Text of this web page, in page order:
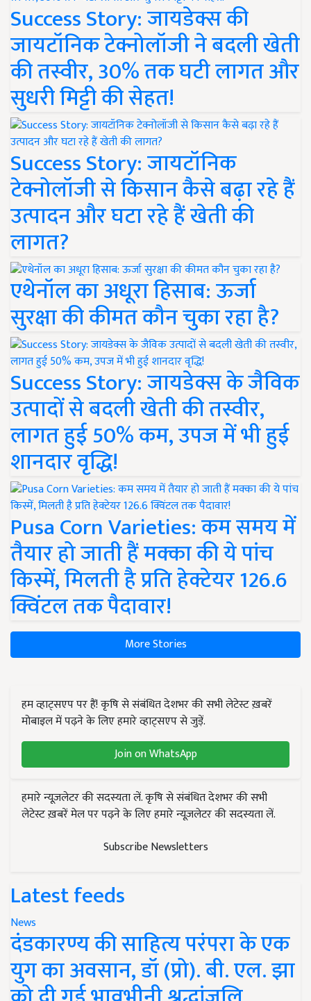
Success Story: जायडेक्स की
जायटॉनिक टेक्नोलॉजी ने बदली खेती
की तस्वीर, 30% तक घटी लागत और
सुधरी मिट्टी की सेहत!
Success Story: जायटॉनिक
टेक्नोलॉजी से किसान कैसे बढ़ा रहे हैं
उत्पादन और घटा रहे हैं खेती की
लागत?
एथेनॉल का अधूरा हिसाब: ऊर्जा
सुरक्षा की कीमत कौन चुका रहा है?
Success Story: जायडेक्स के जैविक
उत्पादों से बदली खेती की तस्वीर,
लागत हुई 50% कम, उपज में भी हुई
शानदार वृद्धि!
Pusa Corn Varieties: कम समय में
तैयार हो जाती हैं मक्का की ये पांच
किस्में, मिलती है प्रति हेक्टेयर 126.6
क्विंटल तक पैदावार!
More Stories
हम व्हाट्सएप पर हैं! कृषि से संबंधित देशभर की सभी लेटेस्ट ख़बरें
मोबाइल में पढ़ने के लिए हमारे व्हाट्सएप से जुड़ें.
Join on WhatsApp
हमारे न्यूज़लेटर की सदस्यता लें. कृषि से संबंधित देशभर की सभी
लेटेस्ट ख़बरें मेल पर पढ़ने के लिए हमारे न्यूज़लेटर की सदस्यता लें.
Subscribe Newsletters
Latest feeds
News
दंडकारण्य की साहित्य परंपरा के एक
युग का अवसान, डॉ (प्रो). बी. एल. झा